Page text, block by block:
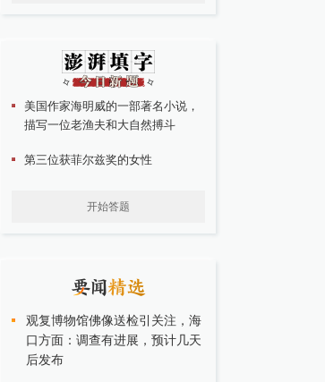
美国作家海明威的一部著名小说，
描写一位老渔夫和大自然搏斗
第三位获菲尔兹奖的女性
开始答题
观复博物馆佛像送检引关注，海
口方面：调查有进展，预计几天
后发布